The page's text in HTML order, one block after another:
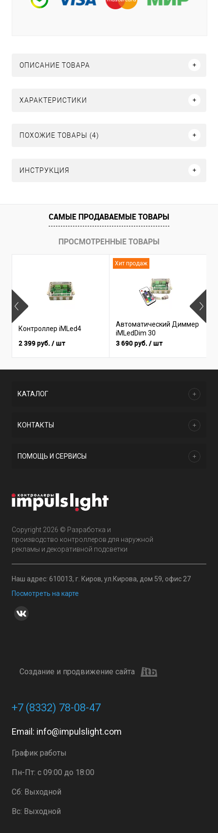
ОПИСАНИЕ ТОВАРА
ХАРАКТЕРИСТИКИ
ПОХОЖИЕ ТОВАРЫ (4)
ИНСТРУКЦИЯ
САМЫЕ ПРОДАВАЕМЫЕ ТОВАРЫ
ПРОСМОТРЕННЫЕ ТОВАРЫ
Контроллер iMLed4
2 399 руб. / шт
Хит продаж
Автоматический Диммер
iMLedDim 30
3 690 руб. / шт
Copyright 2026 © Разработка и
производство контроллеров для наружной
рекламы и декоративной подсветки
Наш адрес: 610013, г. Киров, ул.Кирова, дом 59, офис 27
Посмотреть на карте
Создание и продвижение сайта
КАТАЛОГ
КОНТАКТЫ
ПОМОЩЬ И СЕРВИСЫ
+7 (8332) 78-08-47
Email: info@impulslight.com
График работы
Пн-Пт: с 09:00 до 18:00
Сб: Выходной
Вс: Выходной